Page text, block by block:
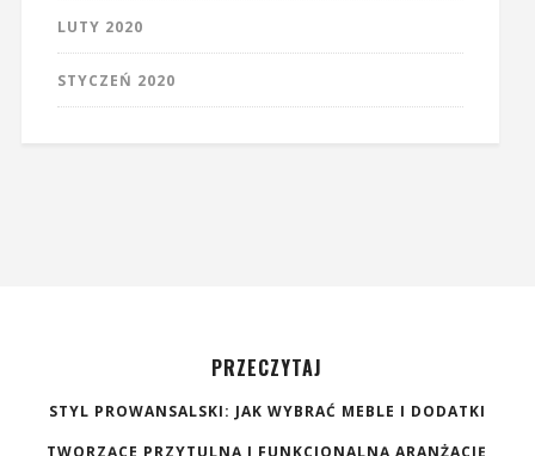
LUTY 2020
STYCZEŃ 2020
PRZECZYTAJ
STYL PROWANSALSKI: JAK WYBRAĆ MEBLE I DODATKI
TWORZĄCE PRZYTULNĄ I FUNKCJONALNĄ ARANŻACJĘ